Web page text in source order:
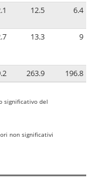
12.5 6.4
13.3 9
263.9 196.8
significativo del
non significativi